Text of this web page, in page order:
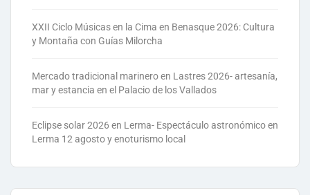
XXII Ciclo Músicas en la Cima en Benasque 2026: Cultura
y Montaña con Guías Milorcha
Mercado tradicional marinero en Lastres 2026- artesanía,
mar y estancia en el Palacio de los Vallados
Eclipse solar 2026 en Lerma- Espectáculo astronómico en
Lerma 12 agosto y enoturismo local